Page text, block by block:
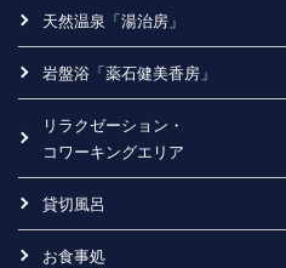
天然温泉「湯治房」
岩盤浴「薬石健美香房」
リラクゼーション・
コワーキングエリア
貸切風呂
お食事処